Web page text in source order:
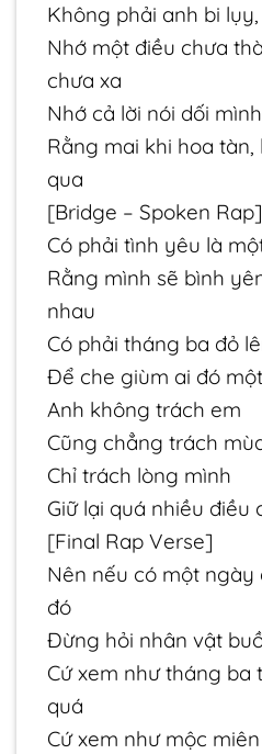
Không phải anh bi
Nhớ một điều chưa
chưa xa
Nhớ cả lời nói dối
Rằng mai khi hoa
qua
[Bridge – Spoken Rap]
Có phải tình yêu là
Rằng mình sẽ bình
nhau
Có phải tháng ba đỏ
Để che giùm ai đó
Anh không trách em
Cũng chẳng trách
Chỉ trách lòng mình
Giữ lại quá nhiều điều
[Final Rap Verse]
Nên nếu có một
đó
Đừng hỏi nhân vật
Cứ xem như tháng ba
quá
Cứ xem như mộc